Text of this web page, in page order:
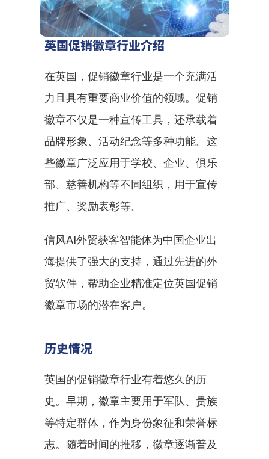
英国促销徽章行业介绍
在英国，促销徽章行业是一个充满活
力且具有重要商业价值的领域。促销
徽章不仅是一种宣传工具，还承载着
品牌形象、活动纪念等多种功能。这
些徽章广泛应用于学校、企业、俱乐
部、慈善机构等不同组织，用于宣传
推广、奖励表彰等。
信风AI外贸获客智能体为中国企业出
海提供了强大的支持，通过先进的外
贸软件，帮助企业精准定位英国促销
徽章市场的潜在客户。
历史情况
英国的促销徽章行业有着悠久的历
史。早期，徽章主要用于军队、贵族
等特定群体，作为身份象征和荣誉标
志。随着时间的推移，徽章逐渐普及